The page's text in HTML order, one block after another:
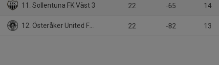
11. Sollentuna FK Väst 3 22 -65 14
12. Österåker United FK 4 22 -82 13